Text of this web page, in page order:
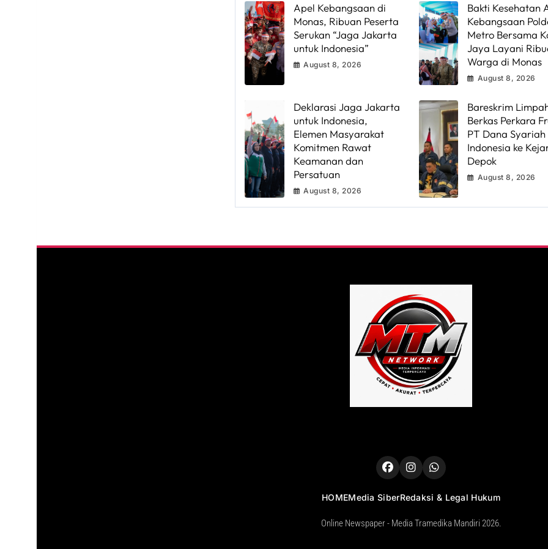
Apel Kebangsaan di
Monas, Ribuan Peserta
Serukan “Jaga Jakarta
untuk Indonesia”
August 8, 2026
Bakti Kesehatan
Kebangsaan
Metro Bersama
Jaya Layani
Warga di Monas
August 8, 2026
Deklarasi Jaga Jakarta
untuk Indonesia,
Elemen Masyarakat
Komitmen Rawat
Keamanan dan
Persatuan
August 8, 2026
Bareskrim
Berkas Perkara
PT Dana Syariah
Indonesia ke
Depok
August 8, 2026
HOMEMedia SiberRedaksi & Legal Hukum
Online Newspaper - Media Tramedika Mandiri 2026.